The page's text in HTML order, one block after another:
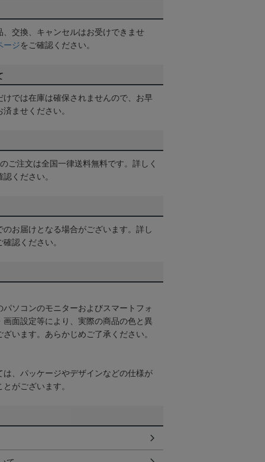
交換、キャンセルはお受けできませ
ージをご確認ください。
けでは在庫は確保されませんので、お早
ませください。
ご注文は全国一律送料無料です。詳しく
認ください。
お届けとなる場合がございます。詳し
確認ください。
ソコンのモニターおよびスマートフォ
画面設定等により、実際の商品の色と異
います。あらかじめご了承ください。
は、パッケージやデザインなどの仕様が
がございます。